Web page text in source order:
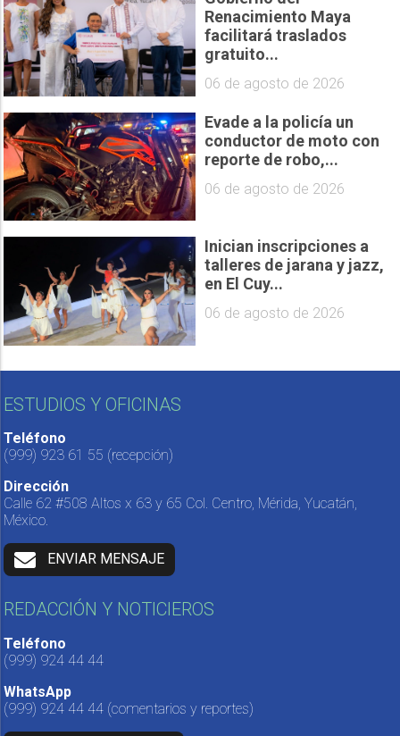
Renacimiento Maya
facilitará traslados
gratuito...
06 de agosto de 2026
Evade a la policía un
conductor de moto con
reporte de robo,...
06 de agosto de 2026
Inician inscripciones a
talleres de jarana y jazz,
en El Cuy...
06 de agosto de 2026
ESTUDIOS Y OFICINAS
Teléfono
(999) 923 61 55 (recepción)
Dirección
Calle 62 #508 Altos x 63 y 65 Col. Centro, Mérida, Yucatán,
México.
ENVIAR MENSAJE
REDACCIÓN Y NOTICIEROS
Teléfono
(999) 924 44 44
WhatsApp
(999) 924 44 44 (comentarios y reportes)